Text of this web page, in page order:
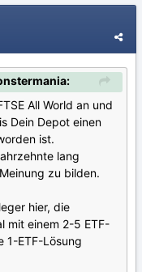
All World an und
Dein Depot einen
ist.
lang
zu bilden.
hier, die
mit einem 2-5 ETF-
1-ETF-Lösung